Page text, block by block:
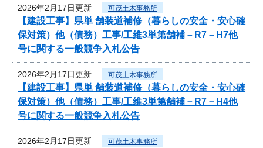
2026年2月17日更新 可茂土木事務所
【建設工事】県単 舗装道補修（暮らしの安全・安心確
保対策）他（債務）工事/工維3単第舗補－R7－H7他
号に関する一般競争入札公告
2026年2月17日更新 可茂土木事務所
【建設工事】県単 舗装道補修（暮らしの安全・安心確
保対策）他（債務）工事/工維3単第舗補－R7－H4他
号に関する一般競争入札公告
2026年2月17日更新 可茂土木事務所